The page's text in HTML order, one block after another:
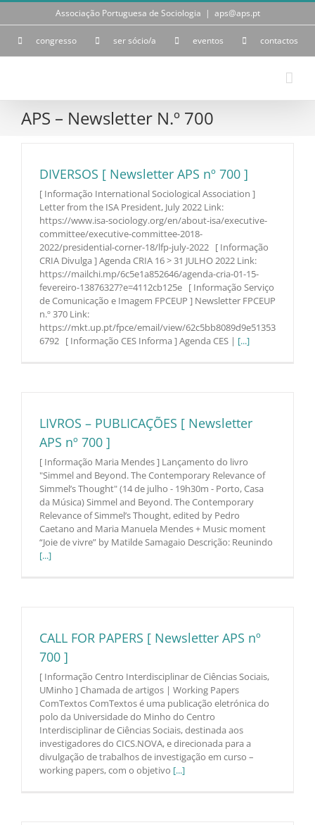
Skip
Associação Portuguesa de Sociologia | aps@aps.pt
congresso ser sócio/a eventos contactos
APS – Newsletter N.º 700
DIVERSOS [ Newsletter APS nº 700 ]
[ Informação International Sociological Association ]
Letter from the ISA President, July 2022 Link:
https://www.isa-sociology.org/en/about-isa/executive-
committee/executive-committee-2018-
2022/presidential-corner-18/lfp-july-2022 [ Informação
CRIA Divulga ] Agenda CRIA 16 > 31 JULHO 2022 Link:
https://mailchi.mp/6c5e1a852646/agenda-cria-01-15-
fevereiro-13876327?e=4112cb125e [ Informação Serviço
de Comunicação e Imagem FPCEUP ] Newsletter FPCEUP
n.º 370 Link:
https://mkt.up.pt/fpce/email/view/62c5bb8089d9e51353
6792 [ Informação CES Informa ] Agenda CES | [...]
LIVROS – PUBLICAÇÕES [ Newsletter
APS nº 700 ]
[ Informação Maria Mendes ] Lançamento do livro
"Simmel and Beyond. The Contemporary Relevance of
Simmel’s Thought" (14 de julho - 19h30m - Porto, Casa
da Música) Simmel and Beyond. The Contemporary
Relevance of Simmel’s Thought, edited by Pedro
Caetano and Maria Manuela Mendes + Music moment
“Joie de vivre” by Matilde Samagaio Descrição: Reunindo
[...]
CALL FOR PAPERS [ Newsletter APS nº
700 ]
[ Informação Centro Interdisciplinar de Ciências Sociais,
UMinho ] Chamada de artigos | Working Papers
ComTextos ComTextos é uma publicação eletrónica do
polo da Universidade do Minho do Centro
Interdisciplinar de Ciências Sociais, destinada aos
investigadores do CICS.NOVA, e direcionada para a
divulgação de trabalhos de investigação em curso –
working papers, com o objetivo [...]